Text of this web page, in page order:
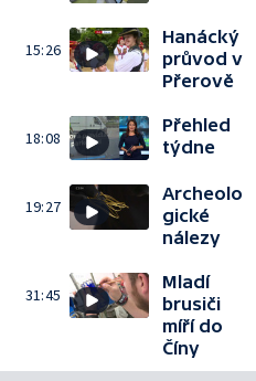
15:26
Hanácký
průvod v
Přerově
18:08
Přehled
týdne
19:27
Archeolo
gické
nálezy
31:45
Mladí
brusiči
míří do
Číny